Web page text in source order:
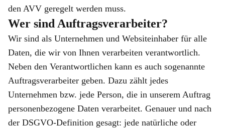
den AVV geregelt werden muss.
Wer sind Auftragsverarbeiter?
Wir sind als Unternehmen und Websiteinhaber für alle
Daten, die wir von Ihnen verarbeiten verantwortlich.
Neben den Verantwortlichen kann es auch sogenannte
Auftragsverarbeiter geben. Dazu zählt jedes
Unternehmen bzw. jede Person, die in unserem Auftrag
personenbezogene Daten verarbeitet. Genauer und nach
der DSGVO-Definition gesagt: jede natürliche oder